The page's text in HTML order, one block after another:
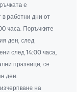
е
в работни дни от
часа. Поръчките
ден, след
след 14:00 часа,
празници, се
ден.
на